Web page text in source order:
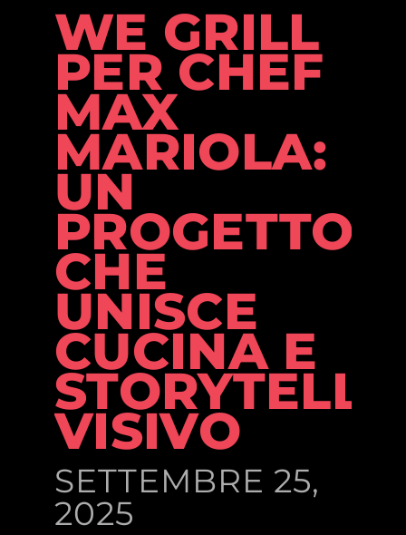
WE GRILL
PER CHEF
MAX
MARIOLA:
UN
PROGETTO
CHE
UNISCE
CUCINA E
VISIVO
SETTEMBRE 25,
2025